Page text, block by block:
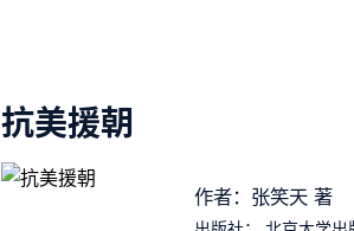
抗美援朝
作者：张笑天 著